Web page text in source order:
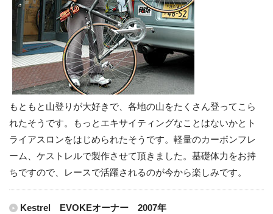
もともと山登りが大好きで、各地の山をたくさん登ってこら
れたそうです。もっとエキサイティングなことはないかとト
ライアスロンをはじめられたそうです。軽量のカーボンフレ
ーム、ケストレルで製作させて頂きました。基礎体力をお持
ちですので、レースで活躍されるのが今から楽しみです。
Kestrel EVOKEオーナー 2007年